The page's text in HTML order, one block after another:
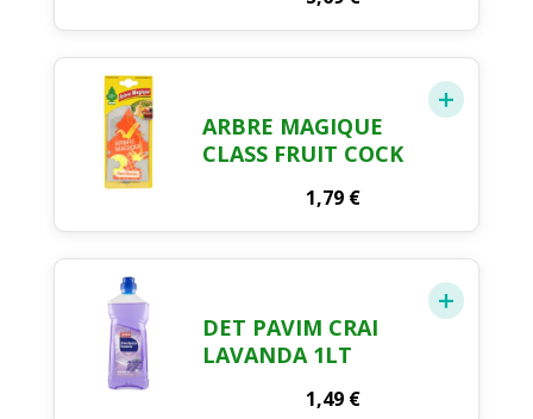
ARBRE MAGIQUE
CLASS FRUIT COCK
1,79 €
DET PAVIM CRAI
LAVANDA 1LT
1,49 €